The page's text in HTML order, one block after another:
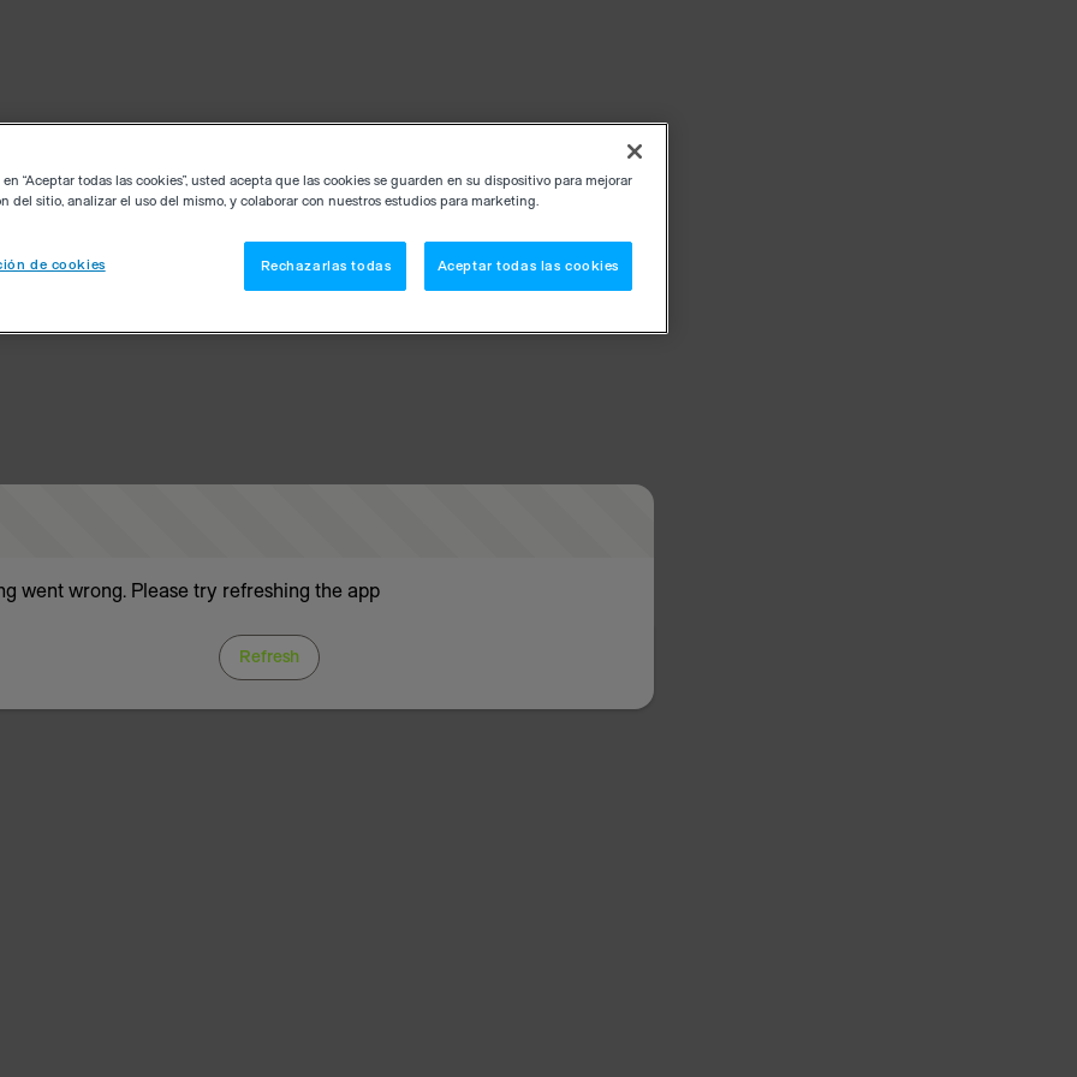
went wrong. Please try refreshing the app
Refresh
“Aceptar todas las cookies”, usted acepta que las cookies se guarden en su dispositivo para mejorar
del sitio, analizar el uso del mismo, y colaborar con nuestros estudios para marketing.
de cookies Rechazarlas todas Aceptar todas las cookies